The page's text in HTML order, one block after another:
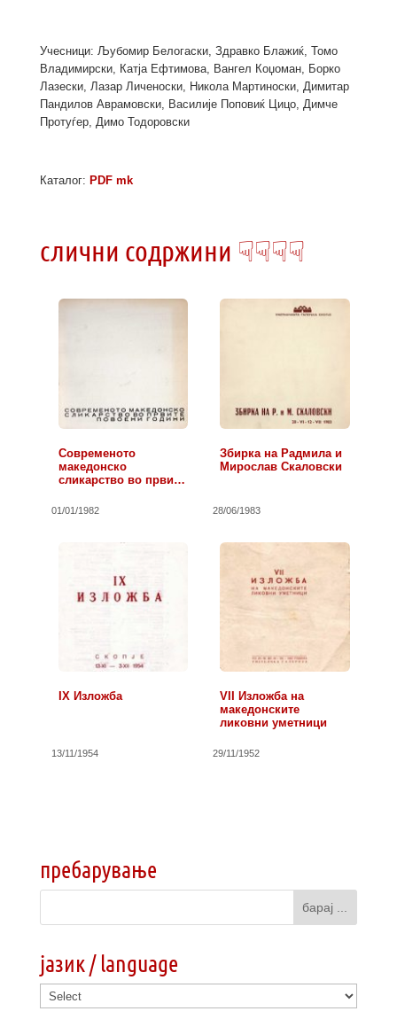
Учесници: Љубомир Белогаски, Здравко Блажиќ, Томо
Владимирски, Катја Ефтимова, Вангел Коџоман, Борко
Лазески, Лазар Личеноски, Никола Мартиноски, Димитар
Пандилов Аврамовски, Василије Поповиќ Цицо, Димче
Протуѓер, Димо Тодоровски
Каталог: PDF mk
слични содржини ☟☟☟☟
Современото
македонско
сликарство во првите
01/01/1982
Збирка на Радмила и
Мирослав Скаловски
28/06/1983
IX Изложба
13/11/1954
VII Изложба на
македонските
ликовни уметници
29/11/1952
пребарување
јазик / language